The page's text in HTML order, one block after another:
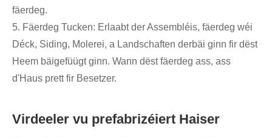
fäerdeg.
5. Fäerdeg Tucken: Erlaabt der Assembléis, fäerdeg wéi
Déck, Siding, Molerei, a Landschaften derbäi ginn fir dëst
Heem bäigefüügt ginn. Wann dëst fäerdeg ass, ass
d'Haus prett fir Besetzer.
Virdeeler vu prefabrizéiert Haiser